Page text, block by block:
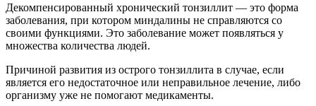
Декомпенсированный хронический тонзиллит — это форма
заболевания, при котором миндалины не справляются со
своими функциями. Это заболевание может появляться у
множества количества людей.
Причиной развития из острого тонзиллита в случае, если
является его недостаточное или неправильное лечение, либо
организму уже не помогают медикаменты.